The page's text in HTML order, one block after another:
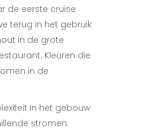
de eerste cruise
terug in het gebruik
in de grote
Kleuren die
in de
in het gebouw
stromen.